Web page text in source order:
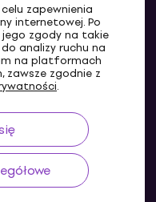
zapewnienia
internetowej. Po
zgody na takie
analizy ruchu na
na platformach
zawsze zgodnie z
.